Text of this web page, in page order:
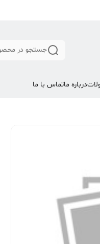
جستجو در
درباره ماتماس با ما